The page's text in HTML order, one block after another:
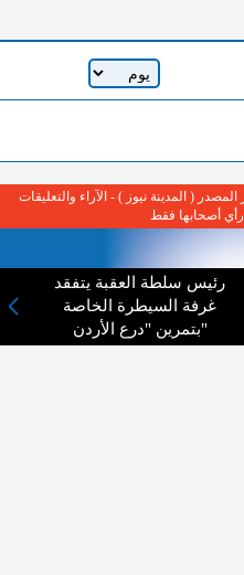
رئيس سلطة العقبة يتفقد
غرفة السيطرة الخاصة
بتمرين "درع الأردن"
( المدينة نيوز ) - الآراء والتعليقات
أصحابها فقط